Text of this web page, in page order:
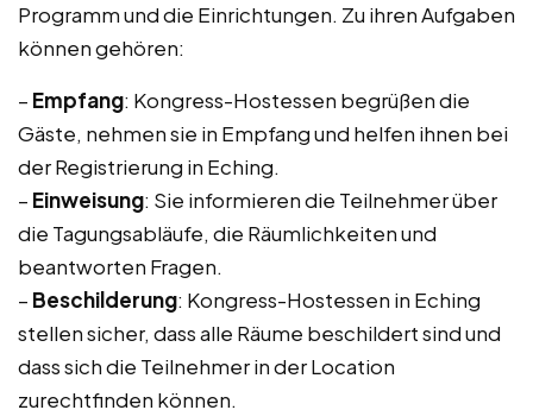
Programm und die Einrichtungen. Zu ihren Aufgaben
können gehören:
– Empfang: Kongress-Hostessen begrüßen die
Gäste, nehmen sie in Empfang und helfen ihnen bei
der Registrierung in Eching.
– Einweisung: Sie informieren die Teilnehmer über
die Tagungsabläufe, die Räumlichkeiten und
beantworten Fragen.
– Beschilderung: Kongress-Hostessen in Eching
stellen sicher, dass alle Räume beschildert sind und
dass sich die Teilnehmer in der Location
zurechtfinden können.